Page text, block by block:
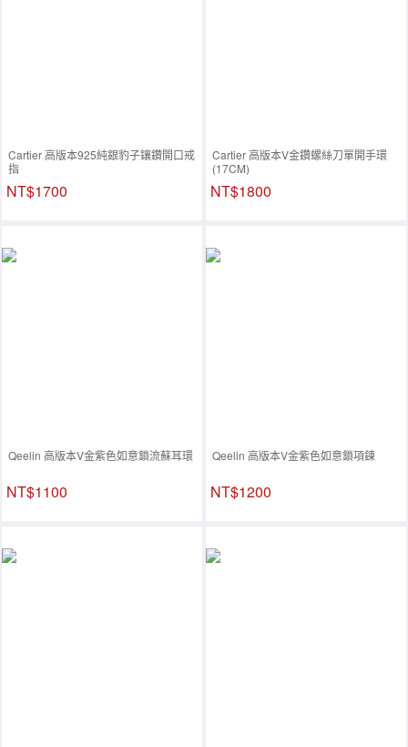
Cartier 高版本925純銀豹子鑲鑽開口戒
指
NT$1700
Cartier 高版本V金鑽螺絲刀單開手環
(17CM)
NT$1800
Qeelin 高版本V金紫色如意鎖流蘇耳環
NT$1100
Qeelin 高版本V金紫色如意鎖項鍊
NT$1200